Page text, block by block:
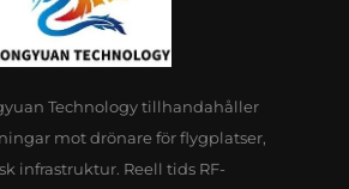
Technology tillhandahåller
mot drönare för flygplatser,
infrastruktur. Reell tids RF-